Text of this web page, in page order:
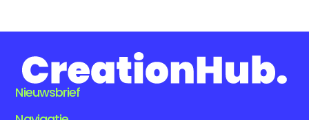
Nieuwsbrief